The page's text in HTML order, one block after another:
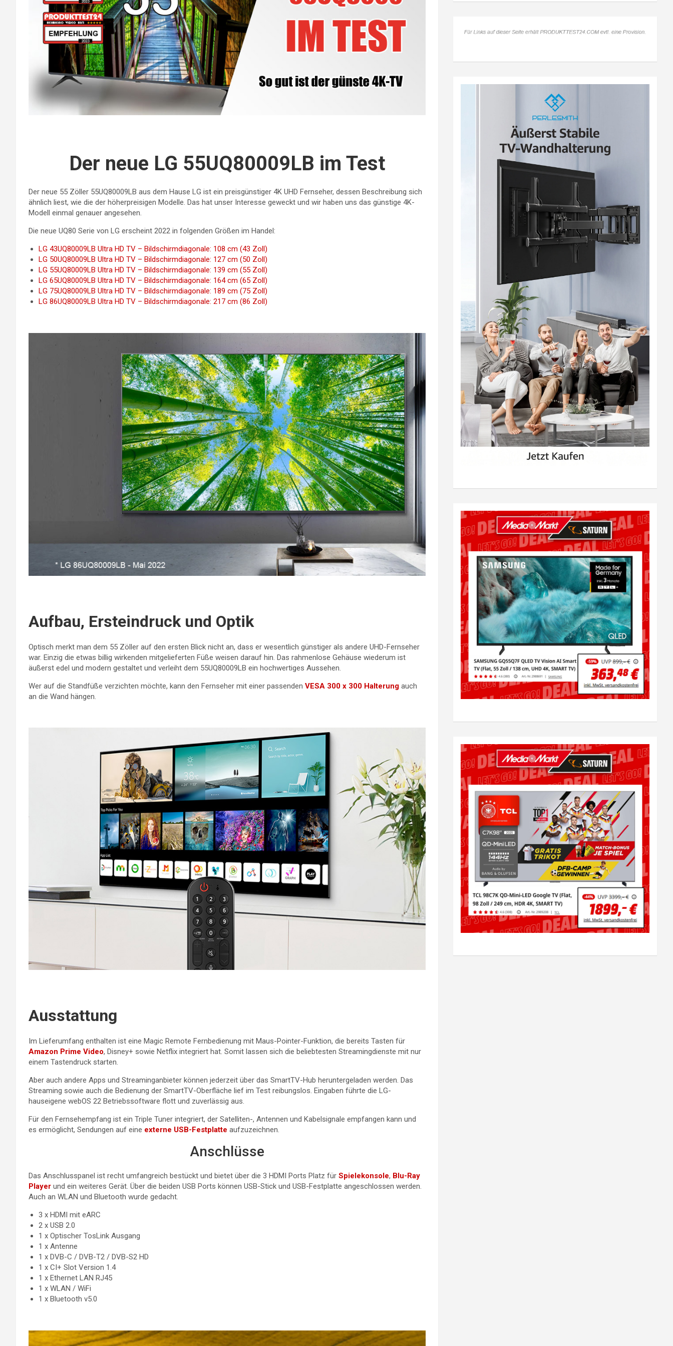
Der neue LG 55UQ80009LB im Test
Der neue 55 Zöller 55UQ80009LB aus dem Hause LG ist ein preisgünstiger 4K UHD Fernseher, dessen Beschreibung sich
ähnlich liest, wie die der höherpreisigen Modelle. Das hat unser Interesse geweckt und wir haben uns das günstige 4K-
Modell einmal genauer angesehen.
Die neue UQ80 Serie von LG erscheint 2022 in folgenden Größen im Handel:
LG 43UQ80009LB Ultra HD TV – Bildschirmdiagonale: 108 cm (43 Zoll)
LG 50UQ80009LB Ultra HD TV – Bildschirmdiagonale: 127 cm (50 Zoll)
LG 55UQ80009LB Ultra HD TV – Bildschirmdiagonale: 139 cm (55 Zoll)
LG 65UQ80009LB Ultra HD TV – Bildschirmdiagonale: 164 cm (65 Zoll)
LG 75UQ80009LB Ultra HD TV – Bildschirmdiagonale: 189 cm (75 Zoll)
LG 86UQ80009LB Ultra HD TV – Bildschirmdiagonale: 217 cm (86 Zoll)
Aufbau, Ersteindruck und Optik
Optisch merkt man dem 55 Zöller auf den ersten Blick nicht an, dass er wesentlich günstiger als andere UHD-Fernseher
war. Einzig die etwas billig wirkenden mitgelieferten Füße weisen darauf hin. Das rahmenlose Gehäuse wiederum ist
äußerst edel und modern gestaltet und verleiht dem 55UQ80009LB ein hochwertiges Aussehen.
Wer auf die Standfüße verzichten möchte, kann den Fernseher mit einer passenden VESA 300 x 300 Halterung auch
an die Wand hängen.
Ausstattung
Im Lieferumfang enthalten ist eine Magic Remote Fernbedienung mit Maus-Pointer-Funktion, die bereits Tasten für
Amazon Prime Video, Disney+ sowie Netflix integriert hat. Somit lassen sich die beliebtesten Streamingdienste mit nur
einem Tastendruck starten.
Aber auch andere Apps und Streaminganbieter können jederzeit über das SmartTV-Hub heruntergeladen werden. Das
Streaming sowie auch die Bedienung der SmartTV-Oberfläche lief im Test reibungslos. Eingaben führte die LG-
hauseigene webOS 22 Betriebssoftware flott und zuverlässig aus.
Für den Fernsehempfang ist ein Triple Tuner integriert, der Satelliten-, Antennen und Kabelsignale empfangen kann und
es ermöglicht, Sendungen auf eine externe USB-Festplatte aufzuzeichnen.
Anschlüsse
Das Anschlusspanel ist recht umfangreich bestückt und bietet über die 3 HDMI Ports Platz für Spielekonsole, Blu-Ray
Player und ein weiteres Gerät. Über die beiden USB Ports können USB-Stick und USB-Festplatte angeschlossen werden.
Auch an WLAN und Bluetooth wurde gedacht.
3 x HDMI mit eARC
2 x USB 2.0
1 x Optischer TosLink Ausgang
1 x Antenne
1 x DVB-C / DVB-T2 / DVB-S2 HD
1 x CI+ Slot Version 1.4
1 x Ethernet LAN RJ45
1 x WLAN / WiFi
1 x Bluetooth v5.0